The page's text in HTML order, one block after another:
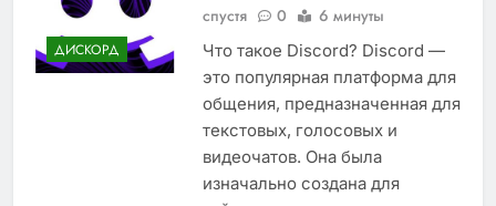
ДИСКОРД
спустя 0 6 минуты
Что такое Discord? Discord —
это популярная платформа для
общения, предназначенная для
текстовых, голосовых и
видеочатов. Она была
изначально создана для